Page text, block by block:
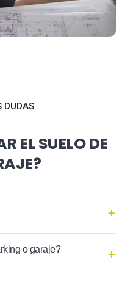
DUDAS
EL SUELO DE
o garaje?